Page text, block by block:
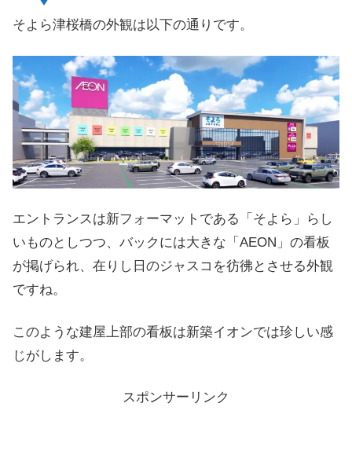
そよら津桜橋の外観は以下の通りです。
エントランスは新フォーマットである「そよら」らし
いものとしつつ、バックには大きな「AEON」の看板
が掲げられ、在りし日のジャスコを彷彿とさせる外観
ですね。
このような建屋上部の看板は新築イオンでは珍しい感
じがします。
スポンサーリンク